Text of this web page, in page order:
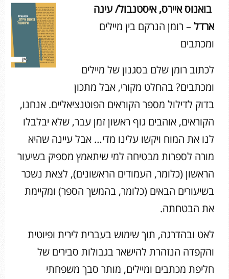
בואנוס איירס, איסטנבול/ עינה
ארדל– רומן הנרקם בין מיילים
ומכתבים
לכתוב רומן שלם בסגנון של מיילים
ומכתבים? בהחלט מקורי, אבל מתכון
בדוק לדילול מספר הקוראים הפוטנציאליים. אנחנו,
הקוראים, אוהבים גוף ראשון זמן עבר, שלא יבלבלו
לנו את המוח ויקשו עלינו מדי… אבל עיינה שהיא
מורה לספרות מבטיחה למי שיתאמץ מספיק בשיעור
הראשון (כלומר, העמודים הראשונים), לצאת נשכר
בשיעורים הבאים (כלומר, בהמשך הספר) ומקיימת
את הבטחתה.
לאט ובהדרגה, תוך שימוש בעברית לירית ופיוטית
והקפדה הנזהרת להישאר בגבולות סבירים של
חליפת מכתבים ומיילים, מותר סבך משפחתי